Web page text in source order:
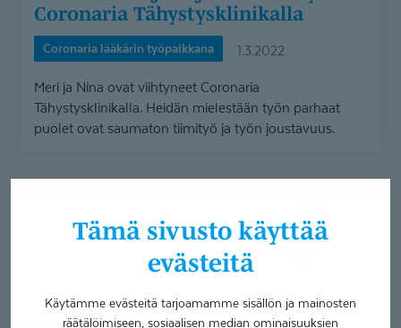
Tämä sivusto käyttää
evästeitä
Käytämme evästeitä tarjoamamme sisällön ja mainosten
räätälöimiseen, sosiaalisen median ominaisuuksien
Coronaria Tähystysk­li­nikalla
Coronaria lääkärin työpaikkana 1.3.2022
Meri ja Nina ovat viihtyneet Coronaria
Tähystysklinikalla. Heidän mielestään työn parhaat
puolet ovat saumaton tiimityö ja työn joustavuus.
”Tätä